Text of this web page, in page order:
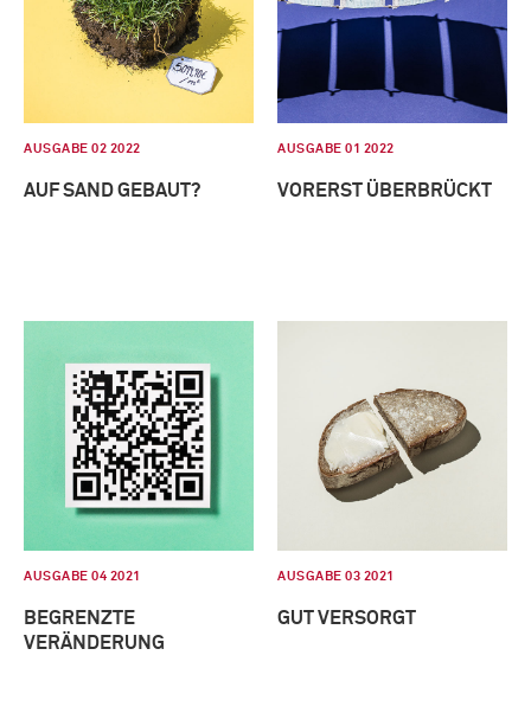
AUSGABE 02 2022
AUF SAND GEBAUT?
AUSGABE 01 2022
VORERST ÜBERBRÜCKT
AUSGABE 04 2021
BEGRENZTE
VERÄNDERUNG
AUSGABE 03 2021
GUT VERSORGT